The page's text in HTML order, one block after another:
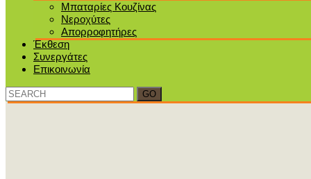
Μπαταρίες Κουζίνας
Νεροχύτες
Απορροφητήρες
Έκθεση
Συνεργάτες
Επικοινωνία
Search
for: